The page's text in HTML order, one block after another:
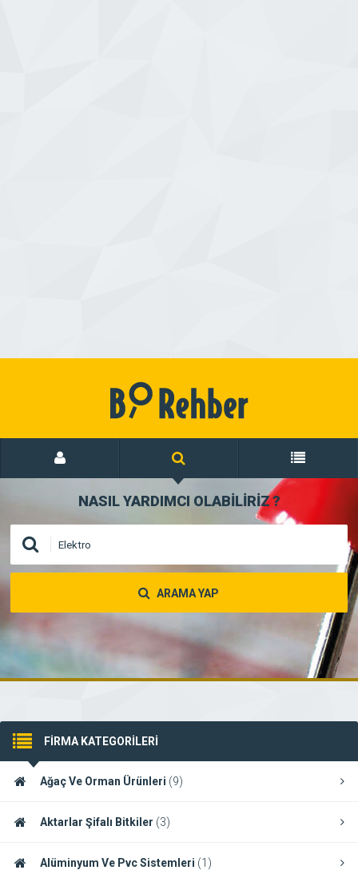
NASIL YARDIMCI OLABİLİRİZ?
ARAMA YAP
FİRMA KATEGORİLERİ
Ağaç Ve Orman Ürünleri (9)
Aktarlar Şifalı Bitkiler (3)
Alüminyum Ve Pvc Sistemleri (1)